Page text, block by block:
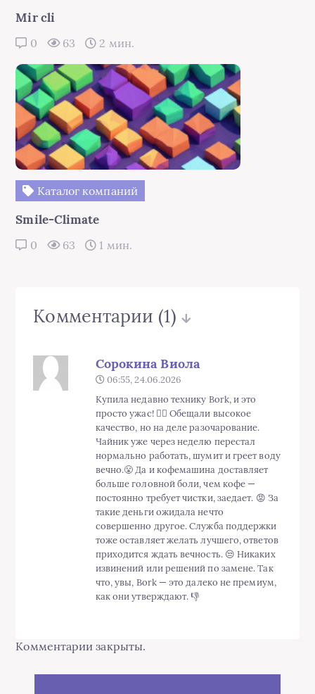
Mir cli
0 63 2 мин.
Каталог компаний
Smile-Climate
0 63 1 мин.
Комментарии (1)
Сорокина Виола
06:55, 24.06.2026
Купила недавно технику Bork, и это
просто ужас! 🤦‍♀️ Обещали высокое
качество, но на деле разочарование.
Чайник уже через неделю перестал
нормально работать, шумит и греет воду
вечно.😤 Да и кофемашина доставляет
больше головной боли, чем кофе —
постоянно требует чистки, заедает. 😡 За
такие деньги ожидала нечто
совершенно другое. Служба поддержки
тоже оставляет желать лучшего, ответов
приходится ждать вечность. 😒 Никаких
извинений или решений по замене. Так
что, увы, Bork — это далеко не премиум,
как они утверждают. 👎
Комментарии закрыты.